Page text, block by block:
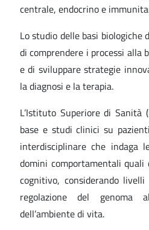
centrale, endocrino e
Lo studio delle basi biologiche
di comprendere i processi alla
e di sviluppare strategie
la diagnosi e la terapia.
L’Istituto Superiore di Sanità
base e studi clinici su
interdisciplinare che indaga
domini comportamentali quali
cognitivo, considerando
regolazione del
dell’ambiente di vita.